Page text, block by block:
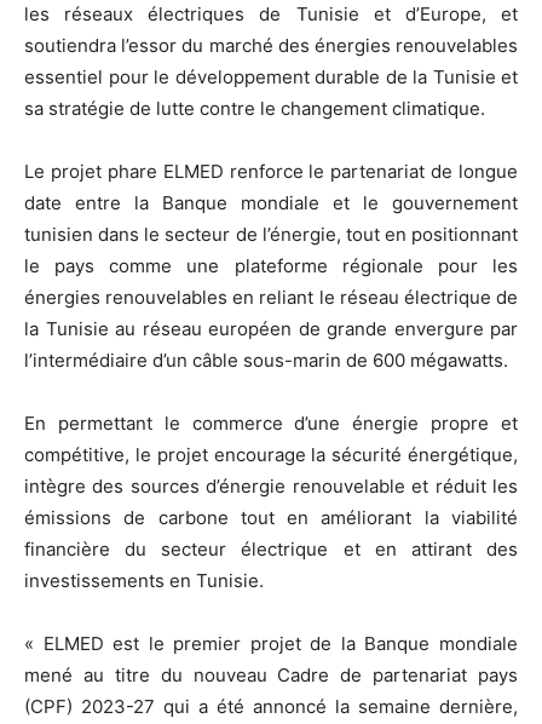
les réseaux électriques de Tunisie et d’Europe, et
soutiendra l’essor du marché des énergies renouvelables
essentiel pour le développement durable de la Tunisie et
sa stratégie de lutte contre le changement climatique.
Le projet phare ELMED renforce le partenariat de longue
date entre la Banque mondiale et le gouvernement
tunisien dans le secteur de l’énergie, tout en positionnant
le pays comme une plateforme régionale pour les
énergies renouvelables en reliant le réseau électrique de
la Tunisie au réseau européen de grande envergure par
l’intermédiaire d’un câble sous-marin de 600 mégawatts.
En permettant le commerce d’une énergie propre et
compétitive, le projet encourage la sécurité énergétique,
intègre des sources d’énergie renouvelable et réduit les
émissions de carbone tout en améliorant la viabilité
financière du secteur électrique et en attirant des
investissements en Tunisie.
« ELMED est le premier projet de la Banque mondiale
mené au titre du nouveau Cadre de partenariat pays
(CPF) 2023-27 qui a été annoncé la semaine dernière,